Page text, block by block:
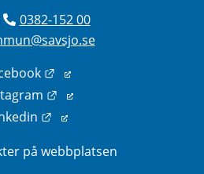
0382-152 00
Länk till annan
Länk till annan
Länk till annan webbplats.
på webbplatsen